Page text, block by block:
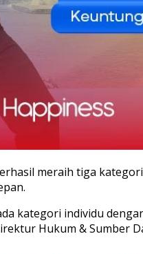
meraih tiga
kategori individu
Hukum & Sumber